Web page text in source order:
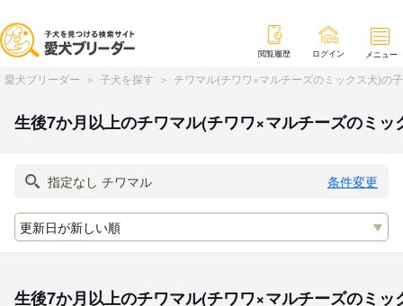
閲覧履歴 ログイン メニュー
愛犬ブリーダー 子犬を探す チワマル(チワワ×マルチーズのミックス犬)の
生後7か月以上のチワマル(チワワ×マルチーズのミ
条件変更
生後7か月以上のチワマル(チワワ×マルチーズのミ